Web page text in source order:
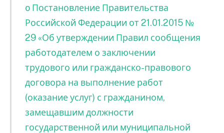
o Постановление Правительства
Российской Федерации от 21.01.2015 №
29 «Об утверждении Правил сообщения
работодателем о заключении
трудового или гражданско-правового
договора на выполнение работ
(оказание услуг) с гражданином,
замещавшим должности
государственной или муниципальной